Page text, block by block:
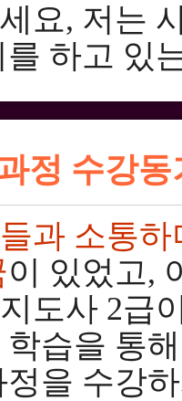
요, 저는
를 하고 있
정 수강동
과 소통
이 있었고,
도사 2급
학습을 통
정을 수강